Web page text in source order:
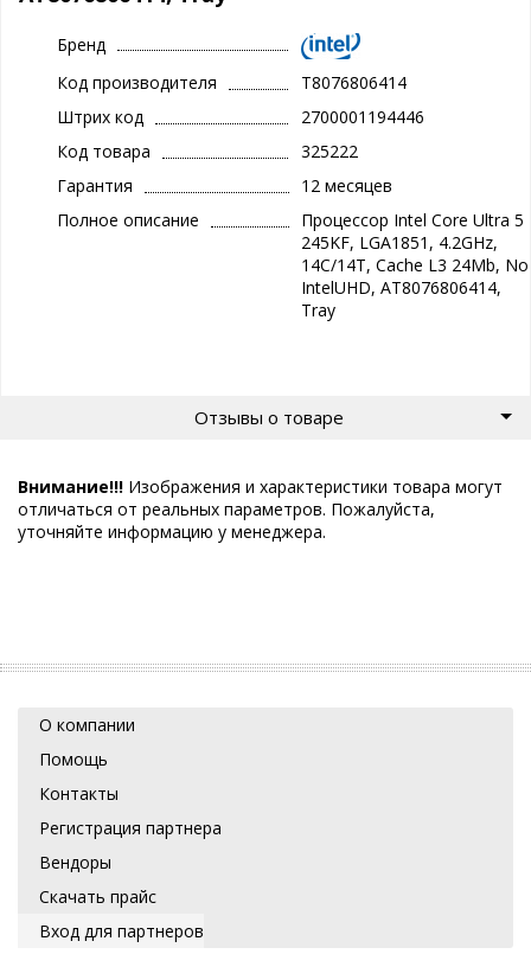
Бренд
Код производителя
T8076806414
Штрих код
2700001194446
Код товара
325222
Гарантия
12 месяцев
Полное описание
Процессор Intel Core Ultra 5
245KF, LGA1851, 4.2GHz,
14C/14T, Cache L3 24Mb, No
IntelUHD, AT8076806414,
Tray
Отзывы о товаре
Внимание!!! Изображения и характеристики товара могут
отличаться от реальных параметров. Пожалуйста,
уточняйте информацию у менеджера.
О компании
Помощь
Контакты
Регистрация партнера
Вендоры
Скачать прайс
Вход для партнеров